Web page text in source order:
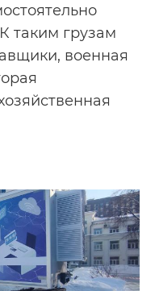
таким грузам
военная